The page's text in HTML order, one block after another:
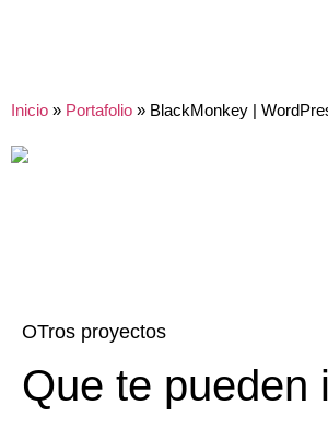
Inicio » Portafolio » BlackMonkey |
OTros proyectos
Que te pueden